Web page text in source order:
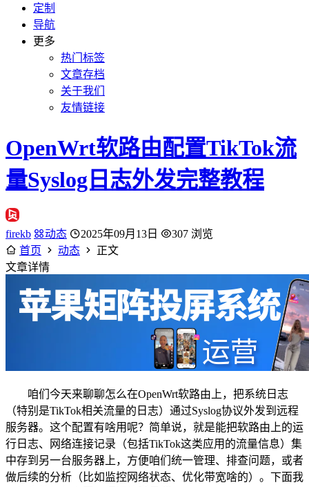
定制
导航
更多
热门标签
文章存档
关于我们
友情链接
OpenWrt软路由配置TikTok流
量Syslog日志外发完整教程
firekb 动态 2025年09月13日
307 浏览
首页
动态
正文
文章详情
咱们今天来聊聊怎么在OpenWrt软路由上，把系统日志
（特别是TikTok相关流量的日志）通过Syslog协议外发到远程
服务器。这个配置有啥用呢？简单说，就是能把软路由上的运
行日志、网络连接记录（包括TikTok这类应用的流量信息）集
中存到另一台服务器上，方便咱们统一管理、排查问题，或者
做后续的分析（比如监控网络状态、优化带宽啥的）。下面我